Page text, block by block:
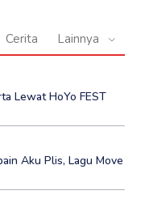
Cerita Lainnya
Lewat HoYo FEST
Aku Plis, Lagu Move